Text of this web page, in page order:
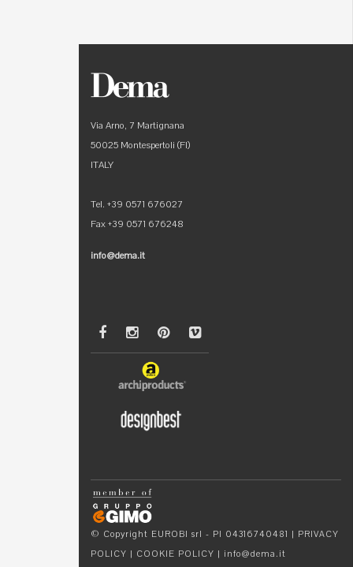
Via Arno, 7 Martignana
50025 Montespertoli (FI)
ITALY
Tel. +39 0571 676027
Fax +39 0571 676248
info@dema.it
© Copyright EUROBI srl - PI 04316740481 | PRIVACY
POLICY | COOKIE POLICY | info@dema.it